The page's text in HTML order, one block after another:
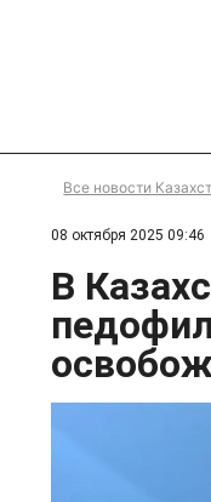
Все новости
08 октября 2025 09:46
В